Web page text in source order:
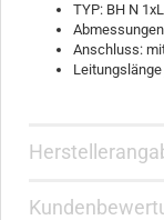
TYP: BH N
Anschluss: